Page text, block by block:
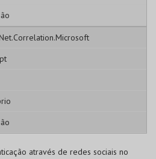
através de redes sociais no